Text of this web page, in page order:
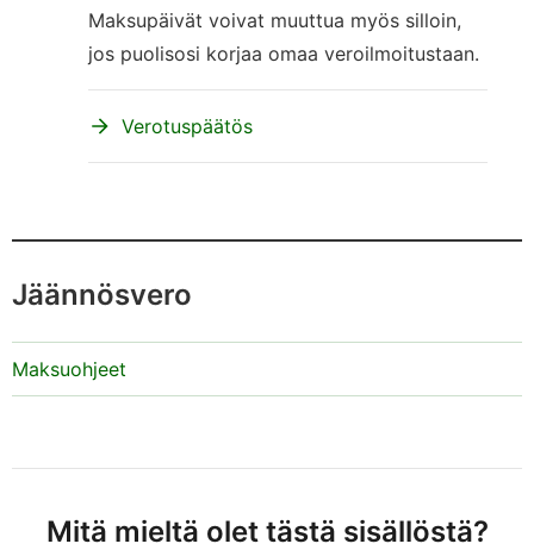
Maksupäivät voivat muuttua myös silloin,
jos puolisosi korjaa omaa veroilmoitustaan.
Verotuspäätös
Jäännösvero
Maksuohjeet
Mitä mieltä olet tästä sisällöstä?